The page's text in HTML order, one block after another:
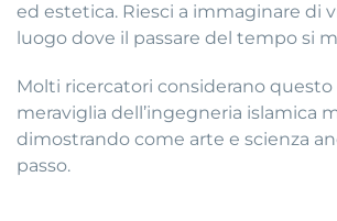
ed estetica. Riesci a immaginare di
luogo dove il passare del tempo si
Molti ricercatori considerano questo
meraviglia dell’ingegneria islamica
dimostrando come arte e scienza
passo.